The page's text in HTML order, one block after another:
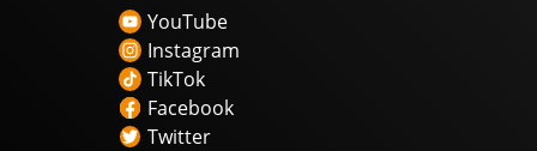
YouTube
Instagram
TikTok
Facebook
Twitter